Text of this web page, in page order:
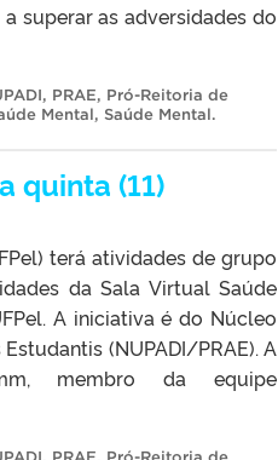
superar as adversidades do
, PRAE, Pró-Reitoria de
Mental, Saúde Mental.
quinta (11)
terá atividades de grupo
da Sala Virtual Saúde
A iniciativa é do Núcleo
(NUPADI/PRAE). A
membro da equipe